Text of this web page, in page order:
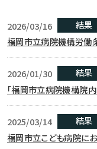
2026/03/16
結果
福岡市立病院機構労働
案競技の審査結果につ
2026/01/30
結果
「福岡市立病院機構院
について
2025/03/14
結果
福岡市立こども病院に